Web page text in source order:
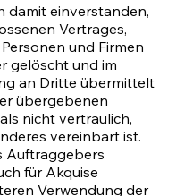
damit einverstanden,
Vertrages,
und Firmen
gelöscht und im
an Dritte übermittelt
übergebenen
nicht vertraulich,
vereinbart ist.
Auftraggebers
für Akquise
Verwendung der